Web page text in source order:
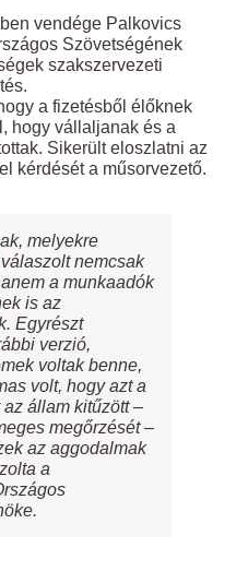
vendége Palkovics
Szövetségének
szakszervezeti
a fizetésből élőknek
hogy vállaljanak és a
Sikerült eloszlatni az
kérdését a műsorvezető.
melyekre
nemcsak
a munkaadók
is az
Egyrészt
verzió,
voltak benne,
volt, hogy azt a
állam kitűzött –
megőrzését –
az aggodalmak
a